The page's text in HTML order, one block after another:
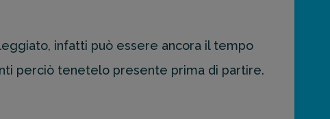
infatti può essere ancora il tempo
perciò tenetelo presente prima di partire.